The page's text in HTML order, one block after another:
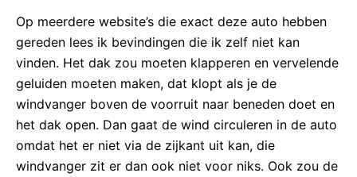
Op meerdere website’s die exact deze auto hebben
gereden lees ik bevindingen die ik zelf niet kan
vinden. Het dak zou moeten klapperen en vervelende
geluiden moeten maken, dat klopt als je de
windvanger boven de voorruit naar beneden doet en
het dak open. Dan gaat de wind circuleren in de auto
omdat het er niet via de zijkant uit kan, die
windvanger zit er dan ook niet voor niks. Ook zou de